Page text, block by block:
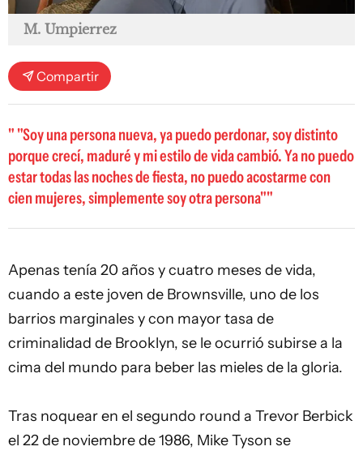
M. Umpierrez
Compartir
"Soy una persona nueva, ya puedo perdonar, soy distinto
porque crecí, maduré y mi estilo de vida cambió. Ya no puedo
estar todas las noches de fiesta, no puedo acostarme con
cien mujeres, simplemente soy otra persona"
Apenas tenía 20 años y cuatro meses de vida,
cuando a este joven de Brownsville, uno de los
barrios marginales y con mayor tasa de
criminalidad de Brooklyn, se le ocurrió subirse a la
cima del mundo para beber las mieles de la gloria.
Tras noquear en el segundo round a Trevor Berbick
el 22 de noviembre de 1986, Mike Tyson se